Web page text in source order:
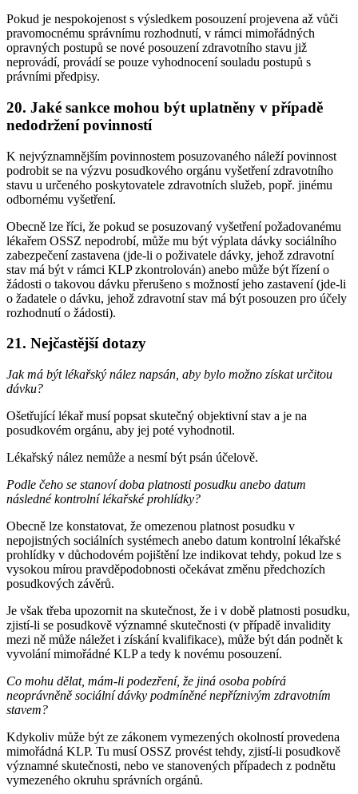
Pokud je nespokojenost s výsledkem posouzení projevena až vůči
pravomocnému správnímu rozhodnutí, v rámci mimořádných
opravných postupů se nové posouzení zdravotního stavu již
neprovádí, provádí se pouze vyhodnocení souladu postupů s
právními předpisy.
20. Jaké sankce mohou být uplatněny v případě
nedodržení povinností
K nejvýznamnějším povinnostem posuzovaného náleží povinnost
podrobit se na výzvu posudkového orgánu vyšetření zdravotního
stavu u určeného poskytovatele zdravotních služeb, popř. jinému
odbornému vyšetření.
Obecně lze říci, že pokud se posuzovaný vyšetření požadovanému
lékařem OSSZ nepodrobí, může mu být výplata dávky sociálního
zabezpečení zastavena (jde-li o poživatele dávky, jehož zdravotní
stav má být v rámci KLP zkontrolován) anebo může být řízení o
žádosti o takovou dávku přerušeno s možností jeho zastavení (jde-li
o žadatele o dávku, jehož zdravotní stav má být posouzen pro účely
rozhodnutí o žádosti).
21. Nejčastější dotazy
Jak má být lékařský nález napsán, aby bylo možno získat určitou
dávku?
Ošetřující lékař musí popsat skutečný objektivní stav a je na
posudkovém orgánu, aby jej poté vyhodnotil.
Lékařský nález nemůže a nesmí být psán účelově.
Podle čeho se stanoví doba platnosti posudku anebo datum
následné kontrolní lékařské prohlídky?
Obecně lze konstatovat, že omezenou platnost posudku v
nepojistných sociálních systémech anebo datum kontrolní lékařské
prohlídky v důchodovém pojištění lze indikovat tehdy, pokud lze s
vysokou mírou pravděpodobnosti očekávat změnu předchozích
posudkových závěrů.
Je však třeba upozornit na skutečnost, že i v době platnosti posudku,
zjistí-li se posudkově významné skutečnosti (v případě invalidity
mezi ně může náležet i získání kvalifikace), může být dán podnět k
vyvolání mimořádné KLP a tedy k novému posouzení.
Co mohu dělat, mám-li podezření, že jiná osoba pobírá
neoprávněně sociální dávky podmíněné nepříznivým zdravotním
stavem?
Kdykoliv může být ze zákonem vymezených okolností provedena
mimořádná KLP. Tu musí OSSZ provést tehdy, zjistí-li posudkově
významné skutečnosti, nebo ve stanovených případech z podnětu
vymezeného okruhu správních orgánů.